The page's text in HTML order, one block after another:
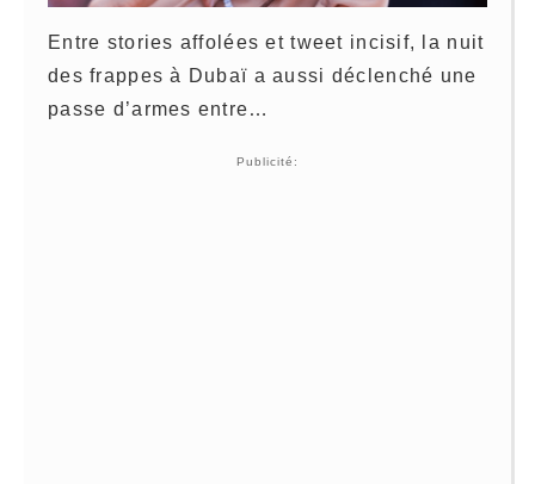
Entre stories affolées et tweet incisif, la nuit
des frappes à Dubaï a aussi déclenché une
passe d’armes entre…
Publicité: